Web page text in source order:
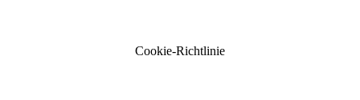
Cookie-Richtlinie